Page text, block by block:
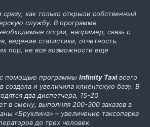
как только открыли собственный
службу. В программе
опции, например, связь с
ведение статистики, отчетность.
пор, не все возможности еще
с помощью программы Infinity Taxiвсего
создала и увеличила клиентскую базу. В
два диспетчера, 15-20
в смену, выполняя 200-300 заказов в
«Бруклина» – увеличение таксопарка
до трех человек.